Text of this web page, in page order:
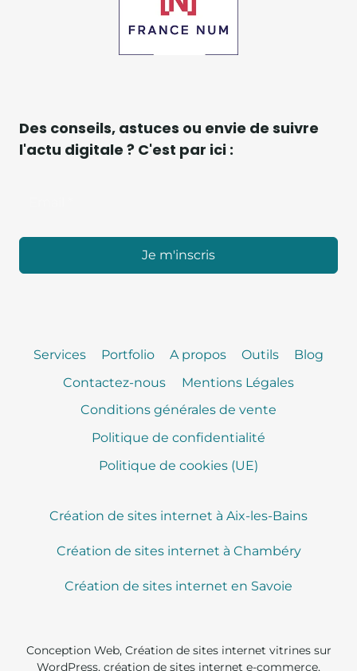
Des conseils, astuces ou envie de suivre
l'actu digitale ? C'est par ici :
Je m'inscris
Services Portfolio A propos Outils
Blog
Contactez-nous
Mentions Légales
Conditions générales de vente
Politique de confidentialité
Politique de cookies (UE)
Création de sites internet à Aix-les-Bains
Création de sites internet à Chambéry
Création de sites internet en Savoie
Conception Web, Création de sites internet vitrines sur
WordPress, création de sites internet e-commerce,